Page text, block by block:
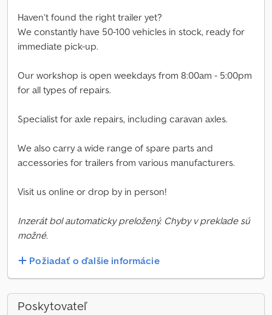
Haven’t found the right trailer yet?
We constantly have 50-100 vehicles in stock, ready for
immediate pick-up.
Our workshop is open weekdays from 8:00am - 5:00pm
for all types of repairs.
Specialist for axle repairs, including caravan axles.
We also carry a wide range of spare parts and
accessories for trailers from various manufacturers.
Visit us online or drop by in person!
Inzerát bol automaticky preložený. Chyby v preklade sú
možné.
Požiadať o ďalšie informácie
Poskytovateľ